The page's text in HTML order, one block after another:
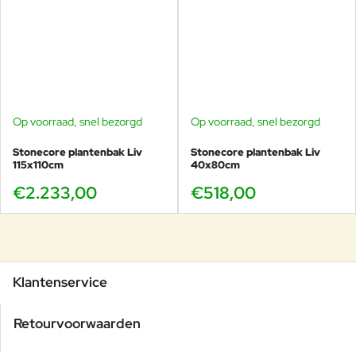
Op voorraad, snel bezorgd
Stonecore plantenbak Liv
115x110cm
€2.233,00
Op voorraad, snel bezorgd
Stonecore plantenbak Liv
40x80cm
€518,00
Klantenservice
Retourvoorwaarden